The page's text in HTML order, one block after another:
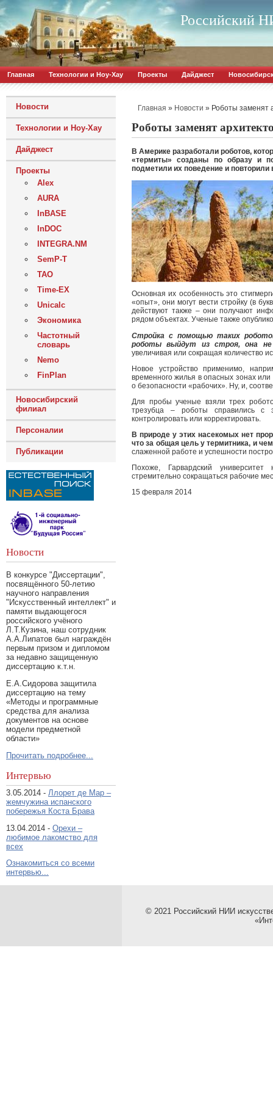
Российский
Главная Технологии и Ноу-Хау Проекты Дайджест
Новости
Технологии и Ноу-Хау
Дайджест
Проекты
Alex
AURA
InBASE
InDOC
INTEGRA.NM
SemP-T
ТАО
Time-EX
Unicalc
Экономика
Частотный
словарь
Nemo
FinPlan
Новосибирский
филиал
Персоналии
Публикации
Новости
В конкурсе "Диссертации",
посвящённого 50-летию
научного направления
"Искусственный интеллект" и
памяти выдающегося
российского учёного
Л.Т.Кузина, наш сотрудник
А.А.Липатов был награждён
первым призом и дипломом
за недавно защищенную
диссертацию к.т.н.
Е.А.Сидорова защитила
диссертацию на тему
«Методы и программные
средства для анализа
документов на основе
модели предметной
области»
Прочитать подробнее...
Интервью
3.05.2014 - Ллорет де Мар –
жемчужина испанского
побережья Коста Брава
13.04.2014 - Орехи –
любимое лакомство для
всех
Ознакомиться со всеми
интервью...
Главная » Новости » Роботы заменят
Роботы заменят
В Америке разработали роботов,
«термиты» созданы по образу и
подметили их поведение и повторили
Основная их особенность это
«опыт», они могут вести стройку (в
действуют также – они получают
рядом объектах. Ученые также
Стройка с помощью таких
роботы выйдут из строя, она не
увеличивая или сокращая количество
Новое устройство применимо,
временного жилья в опасных зонах
о безопасности «рабочих». Ну, и,
Для пробы ученые взяли трех
трезубца – роботы справились
контролировать или корректировать.
В природе у этих насекомых нет
что за общая цель у термитника, и
слаженной работе и успешности
Похоже, Гарвардский
стремительно сокращаться рабочие
15 февраля 2014
© 2021 Российский НИИ